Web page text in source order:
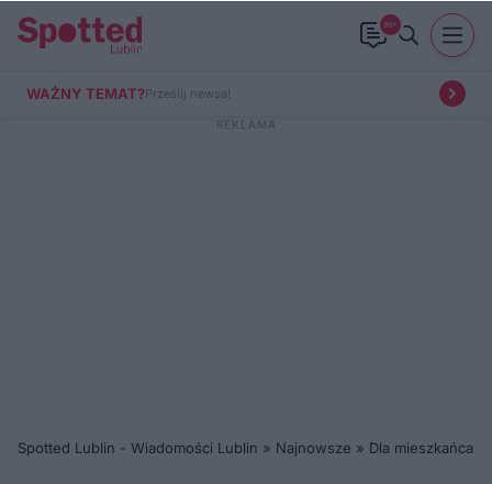
99+
WAŻNY TEMAT?Prześlij newsa!
Spotted Lublin - Wiadomości Lublin » Najnowsze » Dla mieszkańca